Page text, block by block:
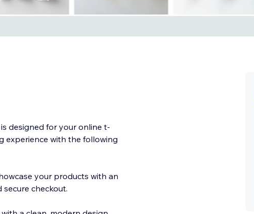
designed for your online t-
experience with the following
your products with an
secure checkout.